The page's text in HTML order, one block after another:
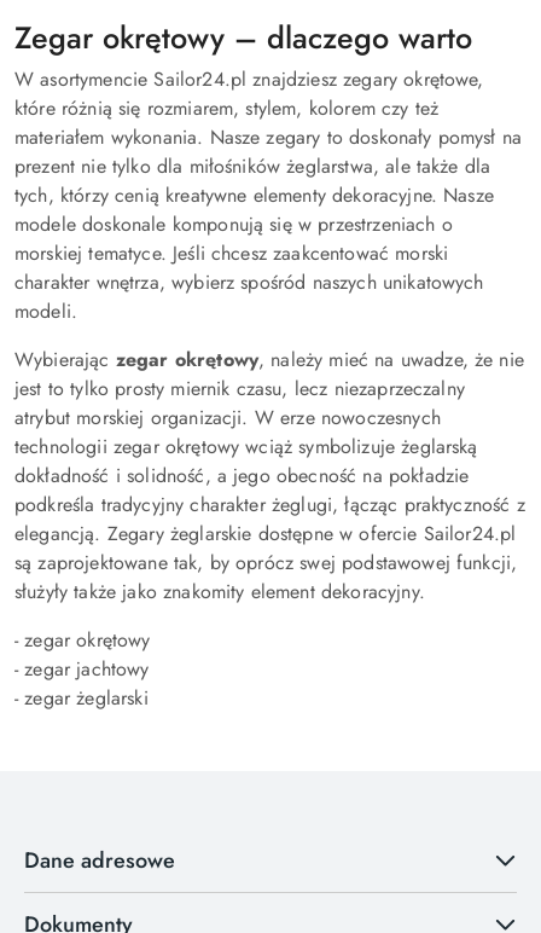
Zegar okrętowy – dlaczego warto
W asortymencie Sailor24.pl znajdziesz zegary okrętowe,
które różnią się rozmiarem, stylem, kolorem czy też
materiałem wykonania. Nasze zegary to doskonały pomysł na
prezent nie tylko dla miłośników żeglarstwa, ale także dla
tych, którzy cenią kreatywne elementy dekoracyjne. Nasze
modele doskonale komponują się w przestrzeniach o
morskiej tematyce. Jeśli chcesz zaakcentować morski
charakter wnętrza, wybierz spośród naszych unikatowych
modeli.
Wybierając zegar okrętowy, należy mieć na uwadze, że nie
jest to tylko prosty miernik czasu, lecz niezaprzeczalny
atrybut morskiej organizacji. W erze nowoczesnych
technologii zegar okrętowy wciąż symbolizuje żeglarską
dokładność i solidność, a jego obecność na pokładzie
podkreśla tradycyjny charakter żeglugi, łącząc praktyczność z
elegancją. Zegary żeglarskie dostępne w ofercie Sailor24.pl
są zaprojektowane tak, by oprócz swej podstawowej funkcji,
służyły także jako znakomity element dekoracyjny.
- zegar okrętowy
- zegar jachtowy
- zegar żeglarski
Dane adresowe
Dokumenty